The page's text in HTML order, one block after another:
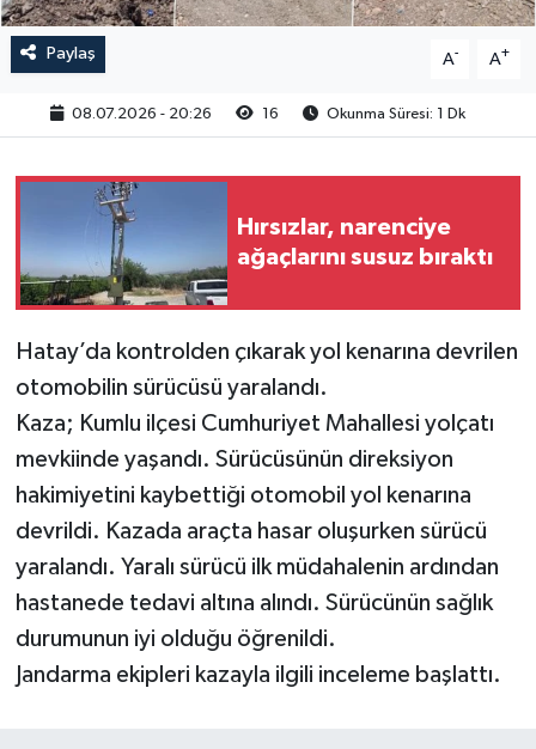
Paylaş A- A+
08.07.2026 - 20:26 16 Okunma Süresi: 1 Dk
Hırsızlar, narenciye
ağaçlarını susuz bıraktı
Hatay’da kontrolden çıkarak yol kenarına devrilen
otomobilin sürücüsü yaralandı.
Kaza; Kumlu ilçesi Cumhuriyet Mahallesi yolçatı
mevkiinde yaşandı. Sürücüsünün direksiyon
hakimiyetini kaybettiği otomobil yol kenarına
devrildi. Kazada araçta hasar oluşurken sürücü
yaralandı. Yaralı sürücü ilk müdahalenin ardından
hastanede tedavi altına alındı. Sürücünün sağlık
durumunun iyi olduğu öğrenildi.
Jandarma ekipleri kazayla ilgili inceleme başlattı.